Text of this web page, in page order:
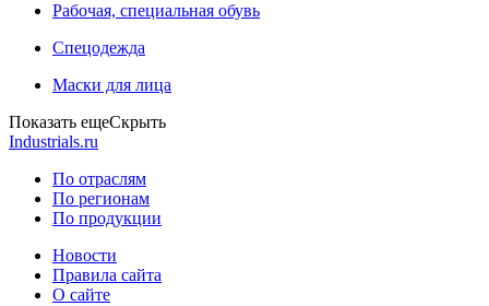
Рабочая, специальная обувь
Спецодежда
Маски для лица
Показать ещеСкрыть
Industrials.ru
По отраслям
По регионам
По продукции
Новости
Правила сайта
О сайте